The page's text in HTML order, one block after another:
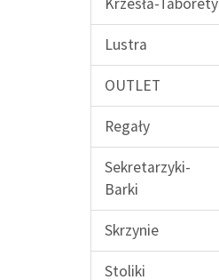
Lustra
OUTLET
Regały
Sekretarzyki-
Barki
Skrzynie
Stoliki